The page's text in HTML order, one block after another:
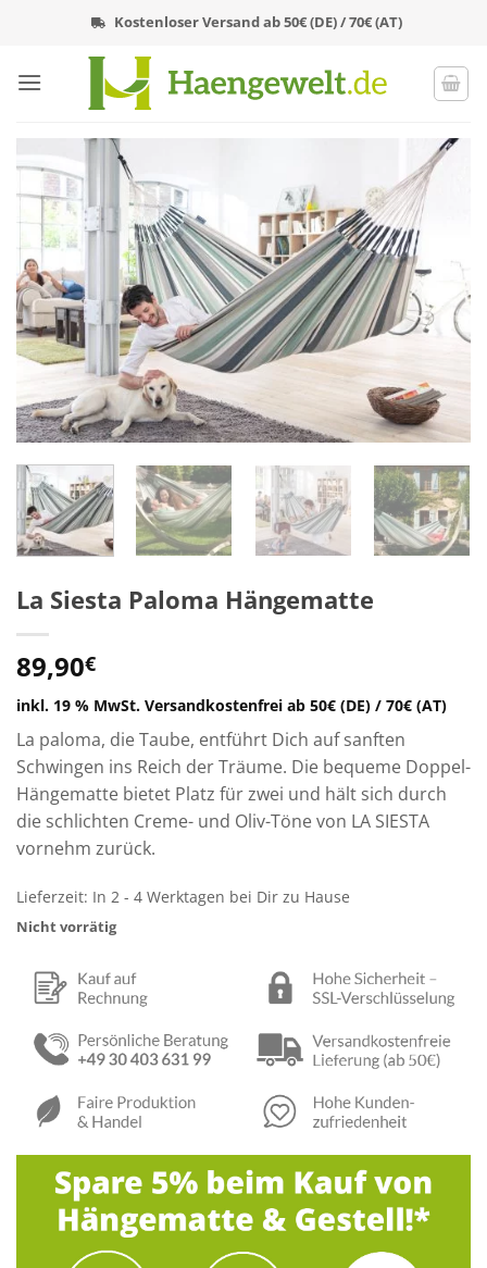
Kostenloser Versand ab 50€ (DE) / 70€ (AT)
La Siesta Paloma Hängematte
89,90€
inkl. 19 % MwSt. Versandkostenfrei ab 50€ (DE) / 70€ (AT)
La paloma, die Taube, entführt Dich auf sanften
Schwingen ins Reich der Träume. Die bequeme Doppel-
Hängematte bietet Platz für zwei und hält sich durch
die schlichten Creme- und Oliv-Töne von LA SIESTA
vornehm zurück.
Lieferzeit: In 2 - 4 Werktagen bei Dir zu Hause
Nicht vorrätig